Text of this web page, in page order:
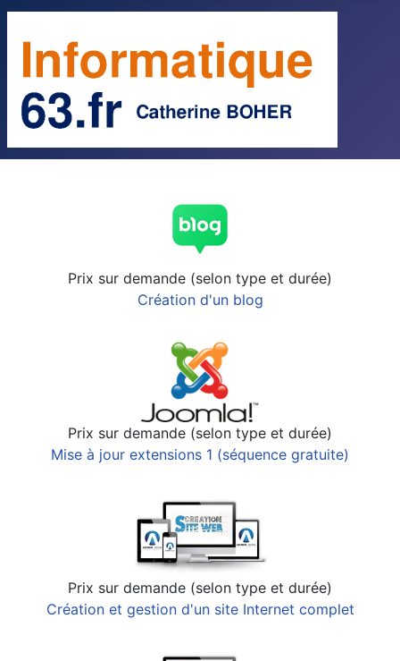
Prix sur demande (selon type et durée)
Création d'un blog
Prix sur demande (selon type et durée)
Mise à jour extensions 1 (séquence gratuite)
Prix sur demande (selon type et durée)
Création et gestion d'un site Internet complet